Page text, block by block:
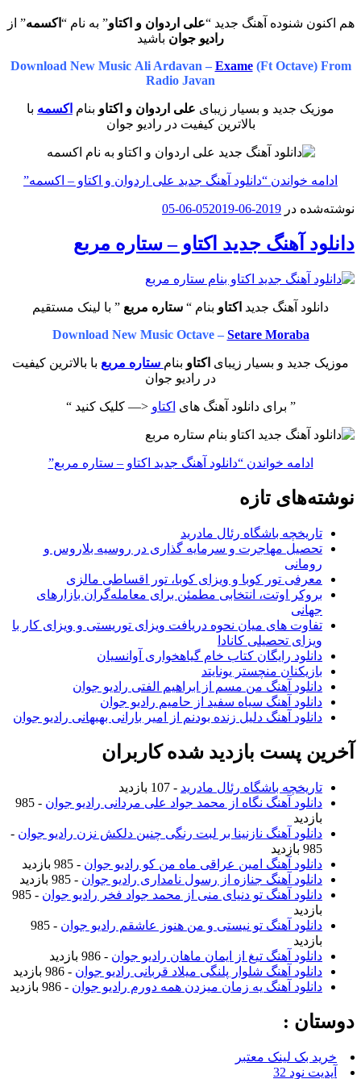
هم اکنون شنوده آهنگ جدید “علی اردوان و اکتاو” به نام “اکسمه” از
رادیو جوان باشید
Download New Music Ali Ardavan – Exame(Ft Octave) From
Radio Javan
موزیک جدید و بسیار زیبای علی اردوان و اکتاو بنام اکسمه با
بالاترین کیفیت در رادیو جوان
ادامه خواندن “دانلود آهنگ جدید علی اردوان و اکتاو – اکسمه”
نوشته‌شده در 2019-06-05
2019-06-05
دانلود آهنگ جدید اکتاو – ستاره مربع
دانلود آهنگ جدید اکتاو بنام “ ستاره مربع ” با لینک مستقیم
Download New Music Octave – Setare Moraba
موزیک جدید و بسیار زیبای اکتاو بنام ستاره مربع با بالاترین کیفیت
در رادیو جوان
” برای دانلود آهنگ های اکتاو <— کلیک کنید “
ادامه خواندن “دانلود آهنگ جدید اکتاو – ستاره مربع”
نوشته‌های تازه
تاریخچه باشگاه رئال مادرید
تحصیل مهاجرت و سرمایه گذاری در روسیه بلاروس و
رومانی
معرفی تور کوبا و ویزای کوبا، تور اقساطی مالزی
بروکر اوتت، انتخابی مطمئن برای معامله‌گران بازارهای
جهانی
تفاوت های میان نحوه دریافت ویزای توریستی و ویزای کار با
ویزای تحصیلی کانادا
دانلود رایگان کتاب خام گیاهخواری آوانسیان
بازیکنان منچستر یونایتد
دانلود آهنگ من مسم از ابراهیم الفتی رادیو جوان
دانلود آهنگ سیاه سفید از حامیم رادیو جوان
دانلود آهنگ دلیل زنده بودنم از امیر بارانی بهبهانی رادیو جوان
آخرین پست بازدید شده کاربران
تاریخچه باشگاه رئال مادرید - 107 بازدید
دانلود آهنگ نگاه از محمد جواد علی مردانی رادیو جوان
- 985
بازدید
دانلود آهنگ نازنینا بر لبت رنگی چنین دلکش نزن رادیو جوان -
985 بازدید
دانلود آهنگ امین عراقی ماه من کو رادیو جوان - 985 بازدید
دانلود آهنگ جنازه از رسول نامداری رادیو جوان - 985 بازدید
دانلود آهنگ تو دنیای منی از محمد جواد فخر رادیو جوان
- 985
بازدید
دانلود آهنگ تو نیستی و من هنوز عاشقم رادیو جوان
- 985
بازدید
دانلود آهنگ تیغ از ایمان ماهان رادیو جوان - 986 بازدید
دانلود آهنگ شلوار پلنگی میلاد قربانی رادیو جوان - 986 بازدید
دانلود آهنگ یه زمان میزدن همه دورم رادیو جوان - 986 بازدید
دوستان :
خرید بک لینک معتبر
آپدیت نود 32